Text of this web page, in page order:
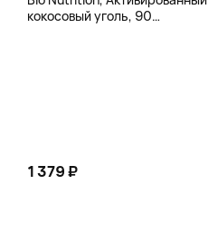
кокосовый уголь, 90
1 379 ₽